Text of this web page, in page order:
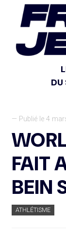
DU
— Publié le 4
FAIT
BEIN
ATHLÉTISME